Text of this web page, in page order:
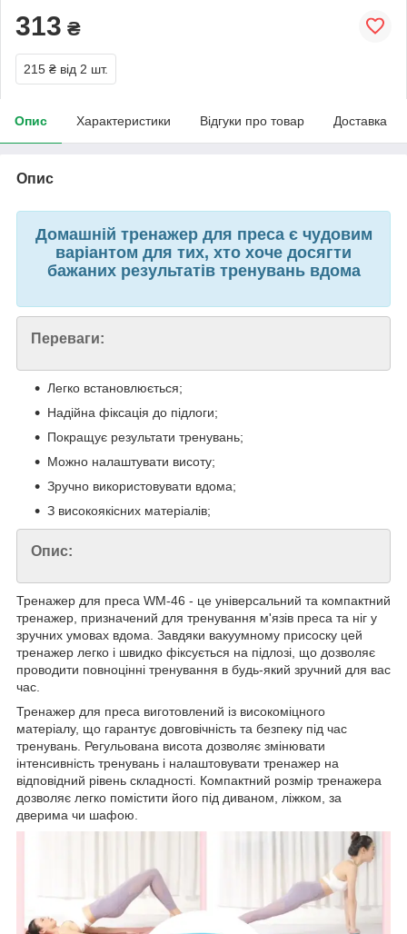
313 ₴
215 ₴ від 2 шт.
Опис Характеристики Відгуки про товар Доставка
Опис
Домашній тренажер для преса є чудовим
варіантом для тих, хто хоче досягти
бажаних результатів тренувань вдома
Переваги:
Легко встановлюється;
Надійна фіксація до підлоги;
Покращує результати тренувань;
Можно налаштувати висоту;
Зручно використовувати вдома;
З високоякісних матеріалів;
Опис:
Тренажер для преса WM-46 - це універсальний та компактний
тренажер, призначений для тренування м'язів преса та ніг у
зручних умовах вдома. Завдяки вакуумному присоску цей
тренажер легко і швидко фіксується на підлозі, що дозволяє
проводити повноцінні тренування в будь-який зручний для вас
час.
Тренажер для преса виготовлений із високоміцного
матеріалу, що гарантує довговічність та безпеку під час
тренувань. Регульована висота дозволяє змінювати
інтенсивність тренувань і налаштовувати тренажер на
відповідний рівень складності. Компактний розмір тренажера
дозволяє легко помістити його під диваном, ліжком, за
дверима чи шафою.